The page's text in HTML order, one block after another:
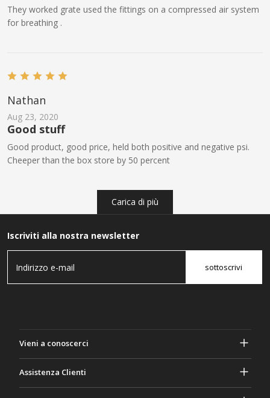
They worked grate used the fittings on a compressed air system
for breathing .
Nathan
Aug 23, 2020
Good stuff
Good product, good price, held both positive and negative psi.
Cheeper than the box store by 50 percent
Carica di più
Iscriviti alla nostra newsletter
sottoscrivi
Vieni a conoscerci
Assistenza Clienti